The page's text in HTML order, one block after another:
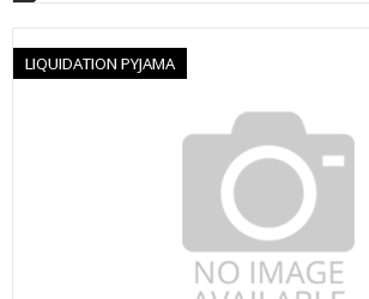
LIQUIDATION PYJAMA